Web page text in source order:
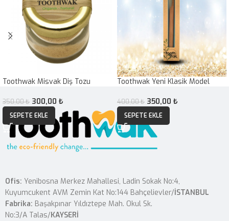
Toothwak Misvak Diş Tozu
350,00₺ 300,00 ₺
SEPETE EKLE
Toothwak Yeni Klasik Model
400,00₺ 350,00 ₺
SEPETE EKLE
Ofis: Yenibosna Merkez Mahallesi, Ladin Sokak No:4,
Kuyumcukent AVM Zemin Kat No:144 Bahçelievler/İSTANBUL
Fabrika: Başakpınar Yıldıztepe Mah. Okul Sk.
No:3/A Talas/KAYSERİ